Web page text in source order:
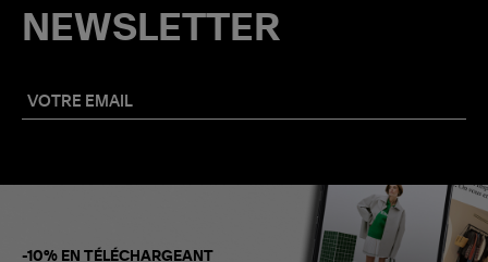
NEWSLETTER
-10% EN TÉLÉCHARGEANT